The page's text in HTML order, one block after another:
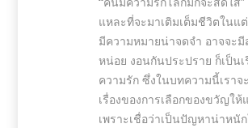
แหละที่จะมาเติมเต็มชีวิตในแ
มีความหมายน่าจดจำ อาจจะมี
หน่อย งอนกันประปราย ก็เป็น
ความรัก ซึ่งในบทความนี้เรา
เรื่องของการเลือกของขวัญใ
เพราะเชื่อว่าเป็นปัญหาน่าหนั